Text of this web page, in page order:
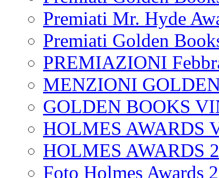
Premiati Mr. Hyde
Premiati Golden
PREMIAZIONI
MENZIONI
GOLDEN BOOKS
HOLMES AWARDS
HOLMES AWARDS
Foto Holmes Awards